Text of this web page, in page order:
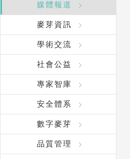
媒體報道
麥芽資訊
學術交流
社會公益
專家智庫
安全體系
數字麥芽
品質管理